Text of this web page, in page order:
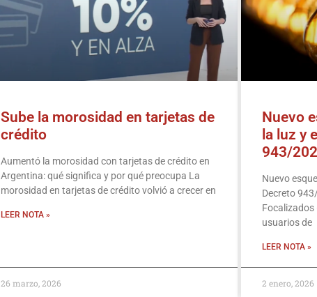
Sube la morosidad en tarjetas de
crédito
Aumentó la morosidad con tarjetas de crédito en
Argentina: qué significa y por qué preocupa La
morosidad en tarjetas de crédito volvió a crecer en
LEER NOTA »
26 marzo, 2026
Nuevo
la luz y
943/
Nuevo
Decreto
Focalizados
usuarios de
LEER NOTA »
2 enero, 2026